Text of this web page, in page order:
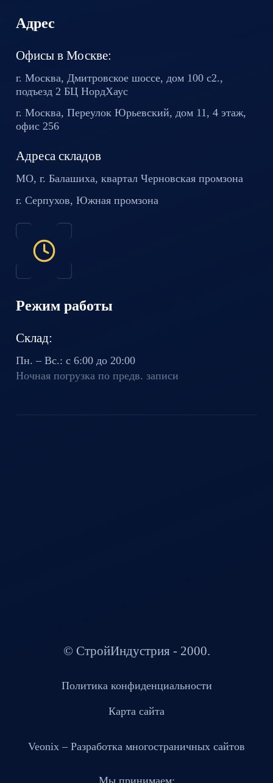
Адрес
Офисы в Москве:
г. Москва, Дмитровское шоссе, дом 100 с2.,
подъезд 2 БЦНордХаус
г. Москва, Переулок Юрьевский, дом 11, 4 этаж,
офис 256
Адреса складов
МО, г. Балашиха, кварталЧерновская промзона
г. Серпухов, Южная промзона
Режим работы
Склад:
Пн. – Вс.: с 6:00 до 20:00
Ночная погрузка по предв. записи
© СтройИндустрия - 2000.
Политика конфиденциальности
Карта сайта
Veonix – Разработка многостраничных сайтов